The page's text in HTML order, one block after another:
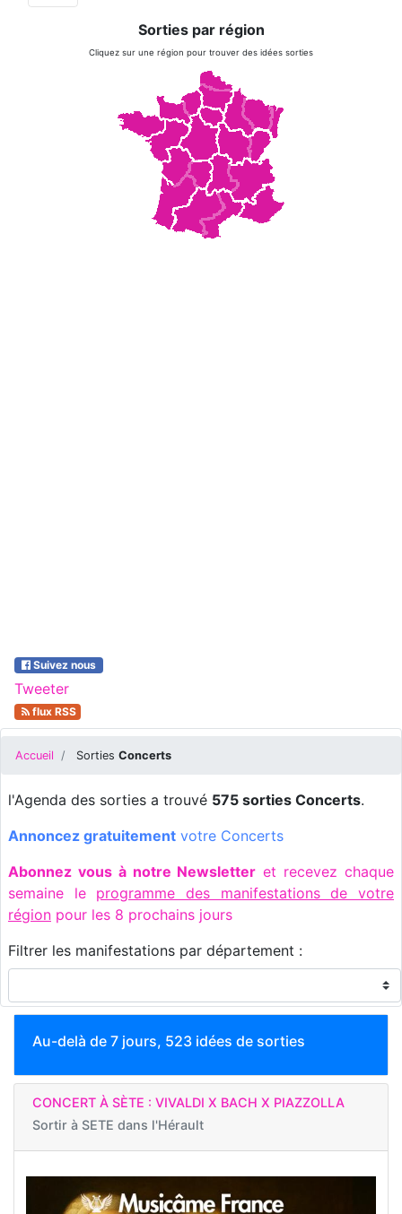
Sorties par région
Cliquez sur une région pour trouver des idées sorties
Suivez nous
Tweeter
flux RSS
Accueil Sorties Concerts
l'Agenda des sorties a trouvé 575 sorties Concerts.
Annoncez gratuitement votre Concerts
Abonnez vous à notre Newsletter et recevez chaque
semaine le programme des manifestations de votre
région pour les 8 prochains jours
Filtrer les manifestations par département :
Au-delà de 7 jours, 523 idées de sorties
CONCERT À SÈTE : VIVALDI X BACH X PIAZZOLLA
Sortir à SETE dans l'Hérault